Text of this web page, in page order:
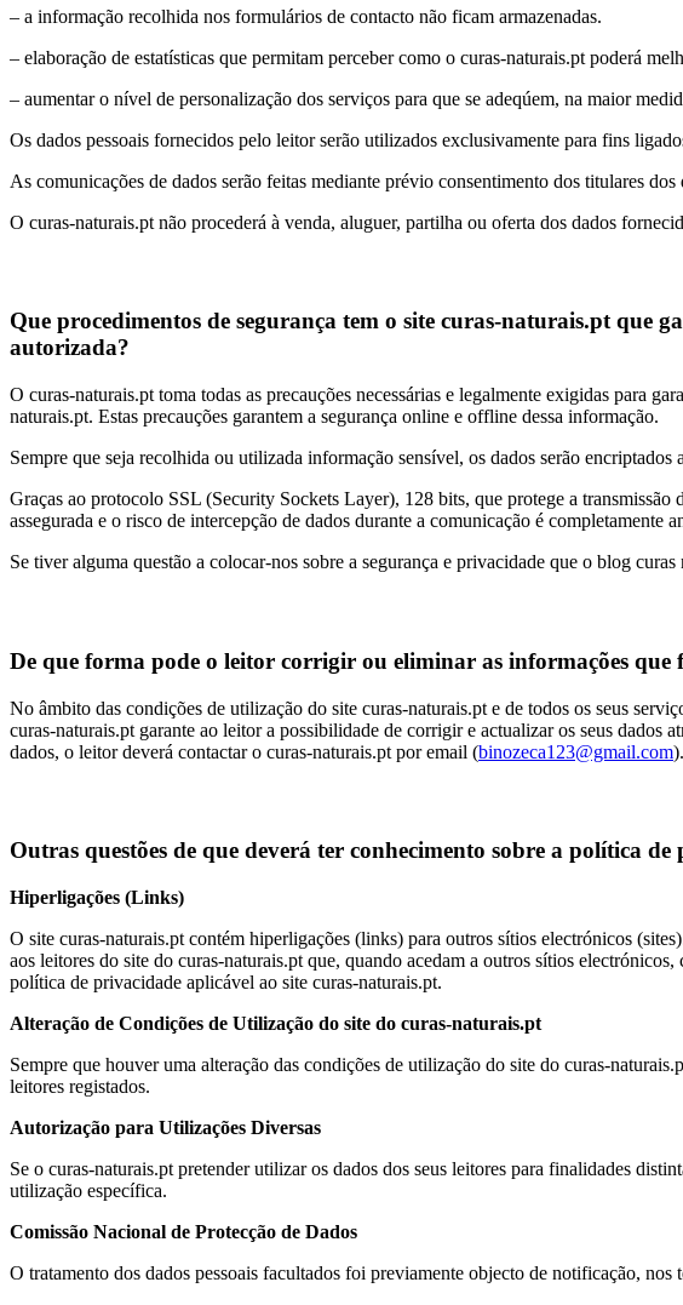
– a informação recolhida nos formulários de contacto não ficam armazenadas.
– elaboração de estatísticas que permitam perceber como o curas-naturais.pt poderá
– aumentar o nível de personalização dos serviços para que se adeqúem, na maior
Os dados pessoais fornecidos pelo leitor serão utilizados exclusivamente para fins
As comunicações de dados serão feitas mediante prévio consentimento dos titulares dos
O curas-naturais.pt não procederá à venda, aluguer, partilha ou oferta dos dados
Que procedimentos de segurança tem o site curas-naturais.pt que
autorizada?
O curas-naturais.pt toma todas as precauções necessárias e legalmente exigidas para
naturais.pt. Estas precauções garantem a segurança online e offline dessa informação.
Sempre que seja recolhida ou utilizada informação sensível, os dados serão encriptados
Graças ao protocolo SSL (Security Sockets Layer), 128 bits, que protege a
assegurada e o risco de intercepção de dados durante a comunicação é completamente
Se tiver alguma questão a colocar-nos sobre a segurança e privacidade que o blog
De que forma pode o leitor corrigir ou eliminar as informações
No âmbito das condições de utilização do site curas-naturais.pt e de todos os seus
curas-naturais.pt garante ao leitor a possibilidade de corrigir e actualizar os seus dados
dados, o leitor deverá contactar o curas-naturais.pt por email (binozeca123@gmail.com).
Outras questões de que deverá ter conhecimento sobre a política
Hiperligações (Links)
O site curas-naturais.pt contém hiperligações (links) para outros sítios electrónicos
aos leitores do site do curas-naturais.pt que, quando acedam a outros sítios
política de privacidade aplicável ao site curas-naturais.pt.
Alteração de Condições de Utilização do site do curas-naturais.pt
Sempre que houver uma alteração das condições de utilização do site do curas-
leitores registados.
Autorização para Utilizações Diversas
Se o curas-naturais.pt pretender utilizar os dados dos seus leitores para finalidades
utilização específica.
Comissão Nacional de Protecção de Dados
O tratamento dos dados pessoais facultados foi previamente objecto de notificação,